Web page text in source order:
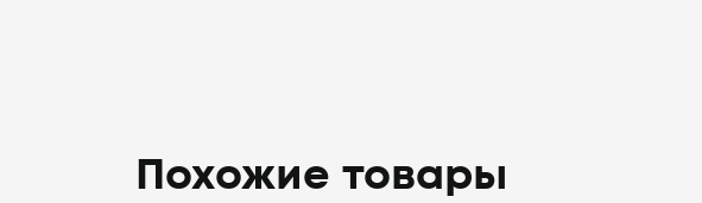
Похожие товары